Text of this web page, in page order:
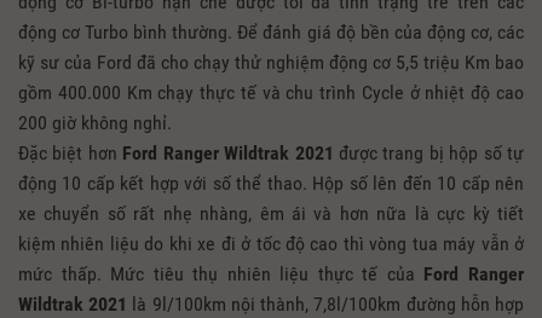
động cơ Turbo bình thường. Để đánh giá độ bền của động cơ, các
kỹ sư của Ford đã cho chạy thử nghiệm động cơ 5,5 triệu Km bao
gồm 400.000 Km chạy thực tế và chu trình Cycle ở nhiệt độ cao
200 giờ không nghỉ.
Đặc biệt hơn Ford Ranger Wildtrak 2021 được trang bị hộp số tự
động 10 cấp kết hợp với số thể thao. Hộp số lên đến 10 cấp nên
xe chuyển số rất nhẹ nhàng, êm ái và hơn nữa là cực kỳ tiết
kiệm nhiên liệu do khi xe đi ở tốc độ cao thì vòng tua máy vẫn ở
mức thấp. Mức tiêu thụ nhiên liệu thực tế của Ford Ranger
Wildtrak 2021 là 9l/100km nội thành, 7,8l/100km đường hỗn hợp